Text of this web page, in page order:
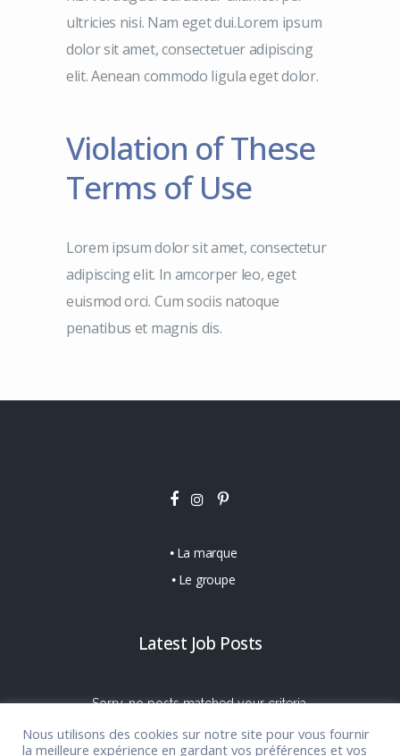
ultricies nisi. Nam eget dui.Lorem ipsum
dolor sit amet, consectetuer adipiscing
elit. Aenean commodo ligula eget dolor.
Violation of These
Terms of Use
Lorem ipsum dolor sit amet, consectetur
adipiscing elit. In amcorper leo, eget
euismod orci. Cum sociis natoque
penatibus et magnis dis.
La marque
Le groupe
Latest Job Posts
Sorry, no posts matched your criteria.
Nous utilisons des cookies sur notre site pour vous fournir
la meilleure expérience en gardant vos préférences et vos